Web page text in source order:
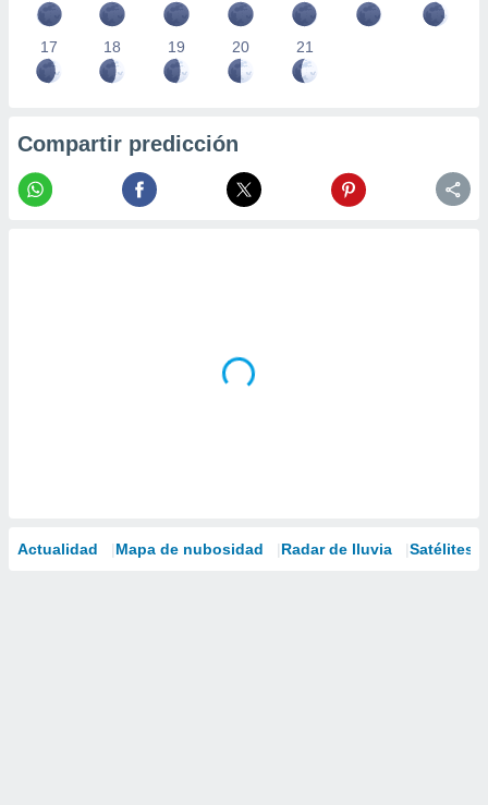
17 18 19 20 21
Compartir predicción
Actualidad Mapa de nubosidad Radar de lluvia Satélites